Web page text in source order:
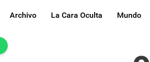
Archivo La Cara Oculta Mundo